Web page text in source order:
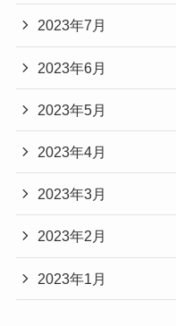
2023年7月
2023年6月
2023年5月
2023年4月
2023年3月
2023年2月
2023年1月